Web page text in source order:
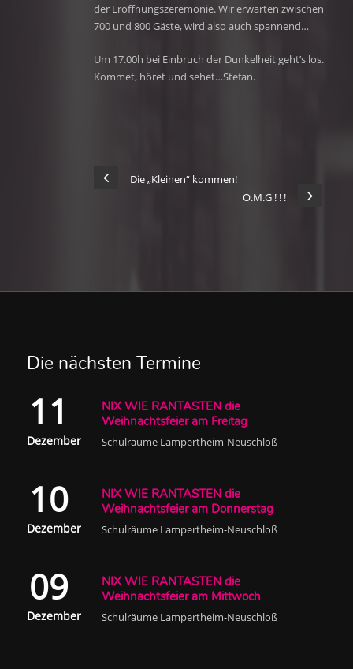
der Eröffnungszeremonie. Wir erwarten zwischen
700 und 800 Gäste, wird also auch spannend…
Um 17.00h bei Einbruch der Dunkelheit geht’s los.
Kommet, höret und sehet…Stefan.
Die „Kleinen“ kommen!
O.M.G ! ! !
Die nächsten Termine
11
Dezember
NIX WIE RANTASTEN die
Weihnachtsfeier am Freitag
Schulräume Lampertheim-Neuschloß
10
Dezember
NIX WIE RANTASTEN die
Weihnachtsfeier am Donnerstag
Schulräume Lampertheim-Neuschloß
09
Dezember
NIX WIE RANTASTEN die
Weihnachtsfeier am Mittwoch
Schulräume Lampertheim-Neuschloß